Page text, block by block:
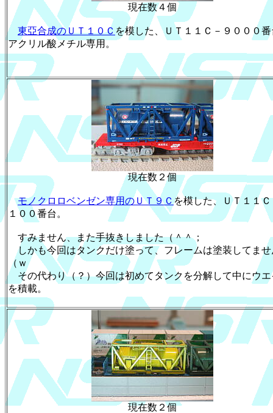
現在数４個
東亞合成のＵＴ１０Ｃ を模した、ＵＴ１１Ｃ－９０００
アクリル酸メチル専用。
現在数２個
モノクロロベンゼン専用のＵＴ９Ｃ を模した、ＵＴ１１
１００番台。
すみません、また手抜きしました（＾＾；
しかも今回はタンクだけ塗って、フレームは塗装してませ
（ｗ
その代わり（？）今回は初めてタンクを分解して中にウエ
を積載。
現在数２個